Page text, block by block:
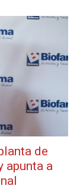
de
apunta a